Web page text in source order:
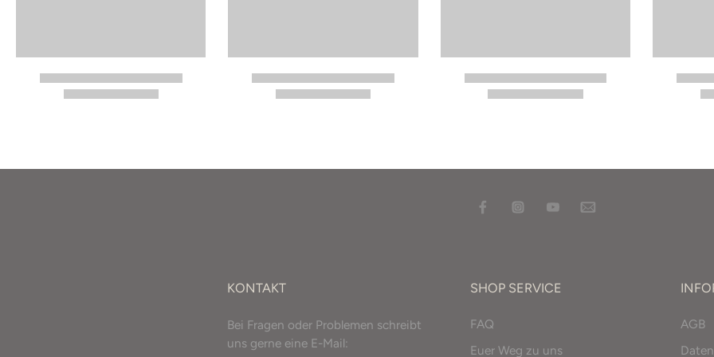
KONTAKT
Bei Fragen oder Problemen schreibt
uns gerne eine E-Mail:
SHOP SERVICE
FAQ
Euer Weg zu uns
AGB